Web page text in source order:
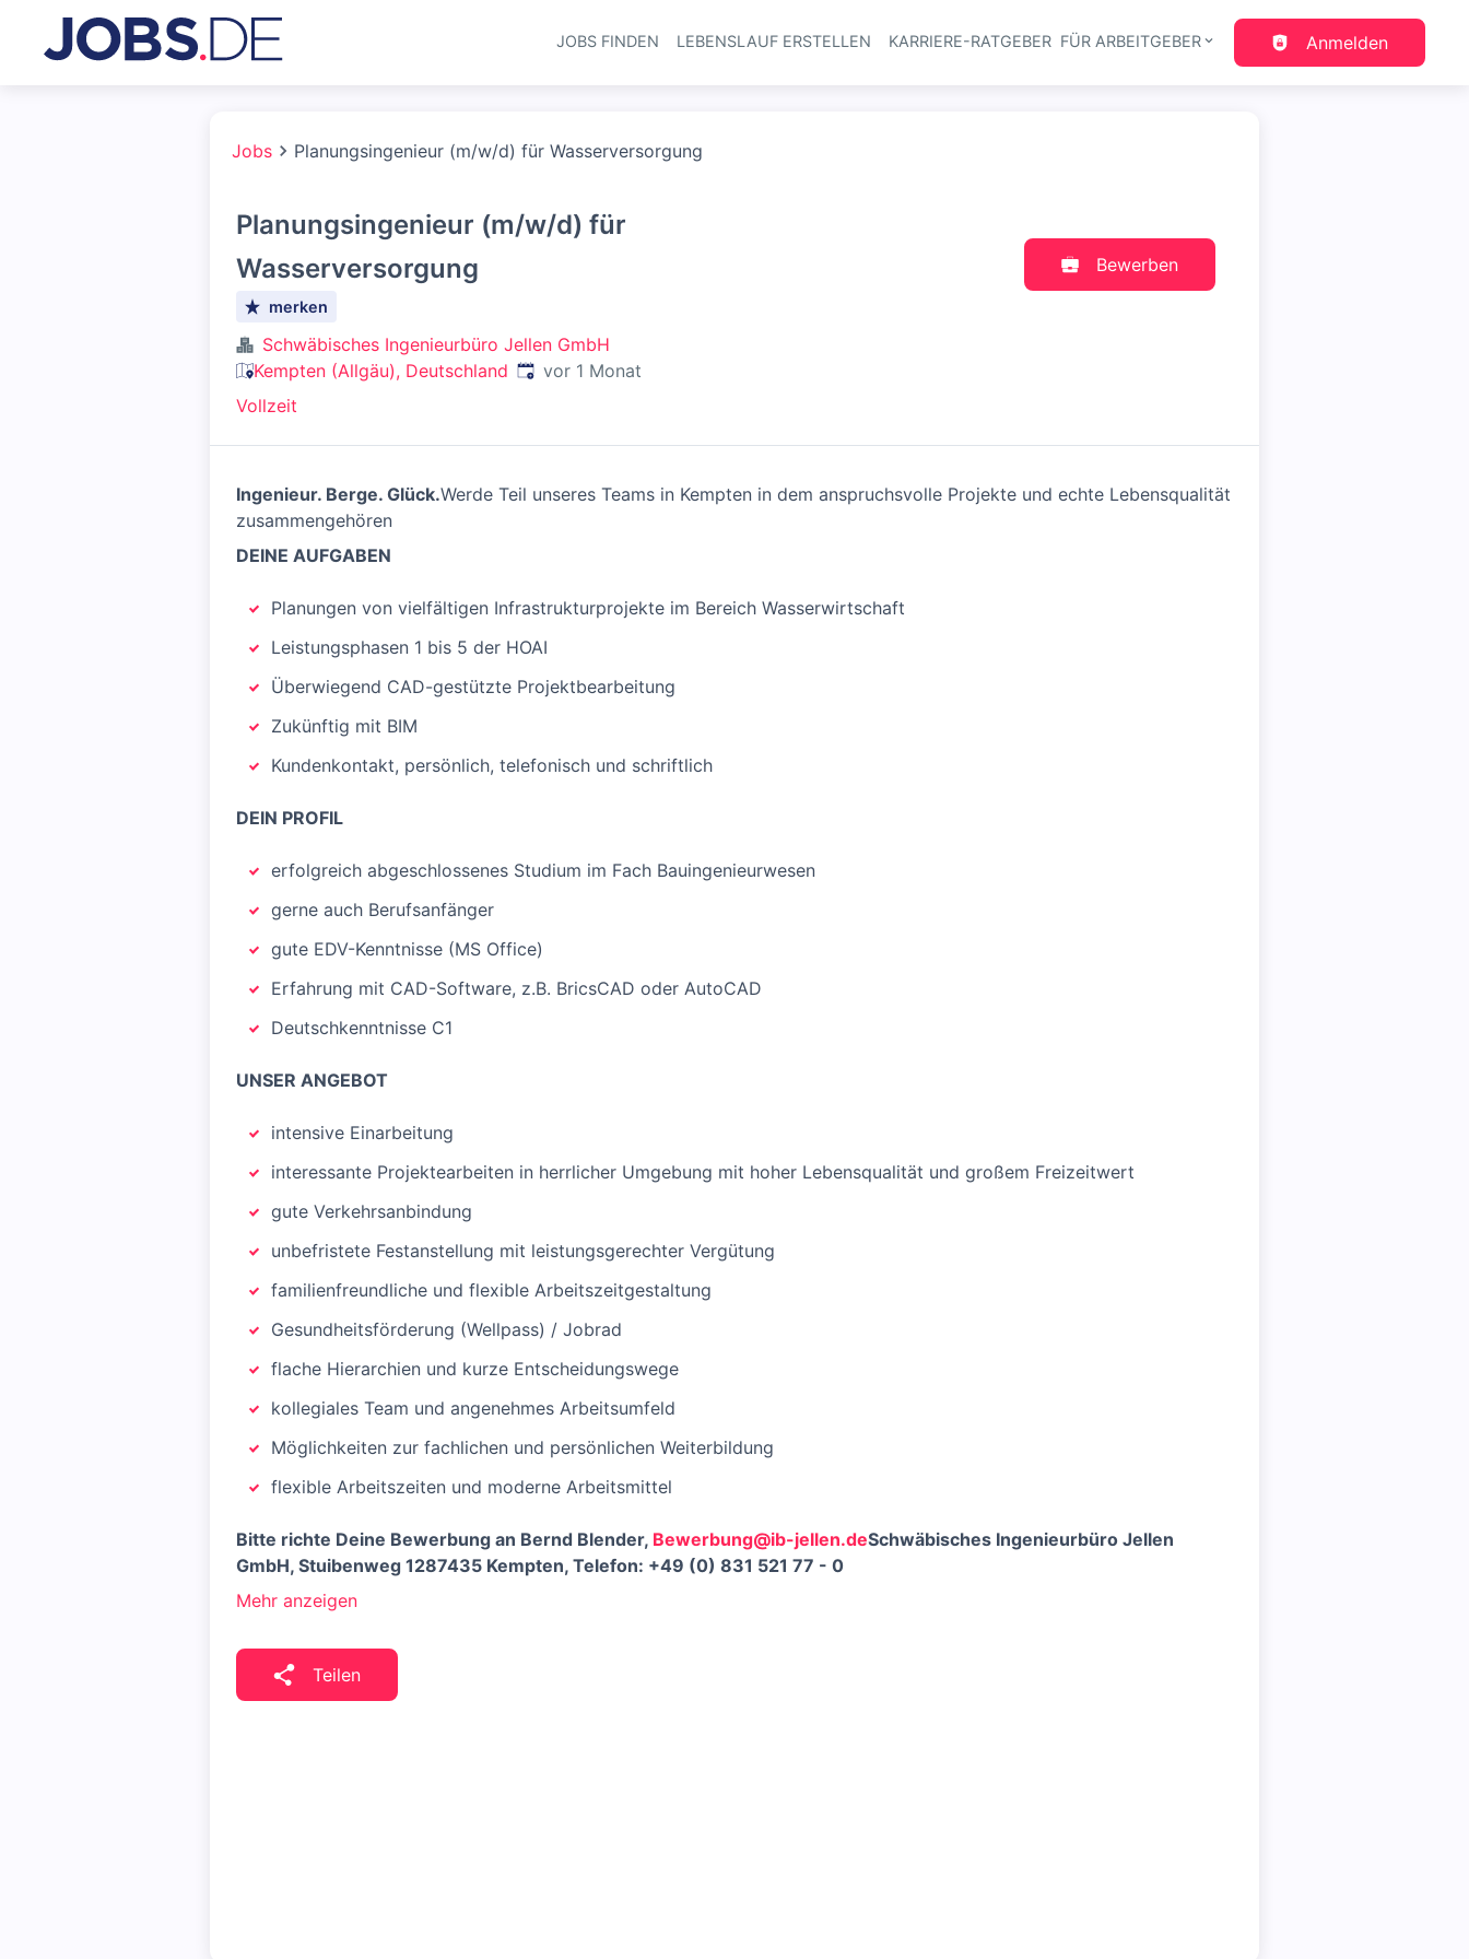
Haupt-Navigation
JOBS FINDEN LEBENSLAUF ERSTELLEN KARRIERE-RATGEBER FÜR ARBEITGEBER Anmelden
Jobs Planungsingenieur (m/w/d) für Wasserversorgung
Planungsingenieur (m/w/d) für
Wasserversorgung
merken
Schwäbisches Ingenieurbüro Jellen GmbH
Kempten (Allgäu), Deutschland Veröffentlicht:
vor 1 Monat
Vollzeit
Bewerben
Ingenieur. Berge. Glück.Werde Teil unseres Teams in Kempten in dem anspruchsvolle Projekte und echte Lebensqualität
zusammengehören
DEINE AUFGABEN
Planungen von vielfältigen Infrastrukturprojekte im Bereich Wasserwirtschaft
Leistungsphasen 1 bis 5 der HOAI
Überwiegend CAD-gestützte Projektbearbeitung
Zukünftig mit BIM
Kundenkontakt, persönlich, telefonisch und schriftlich
DEIN PROFIL
erfolgreich abgeschlossenes Studium im Fach Bauingenieurwesen
gerne auch Berufsanfänger
gute EDV-Kenntnisse (MS Office)
Erfahrung mit CAD-Software, z.B. BricsCAD oder AutoCAD
Deutschkenntnisse C1
UNSER ANGEBOT
intensive Einarbeitung
interessante Projektearbeiten in herrlicher Umgebung mit hoher Lebensqualität und großem Freizeitwert
gute Verkehrsanbindung
unbefristete Festanstellung mit leistungsgerechter Vergütung
familienfreundliche und flexible Arbeitszeitgestaltung
Gesundheitsförderung (Wellpass) / Jobrad
flache Hierarchien und kurze Entscheidungswege
kollegiales Team und angenehmes Arbeitsumfeld
Möglichkeiten zur fachlichen und persönlichen Weiterbildung
flexible Arbeitszeiten und moderne Arbeitsmittel
Bitte richte Deine Bewerbung an Bernd Blender, Bewerbung@ib-jellen.deSchwäbisches Ingenieurbüro Jellen
GmbH, Stuibenweg 1287435 Kempten, Telefon: +49 (0) 831 521 77 - 0
Mehr anzeigen
Teilen